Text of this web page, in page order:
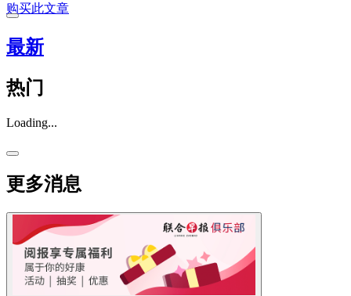
购买此文章
最新
热门
Loading...
更多消息